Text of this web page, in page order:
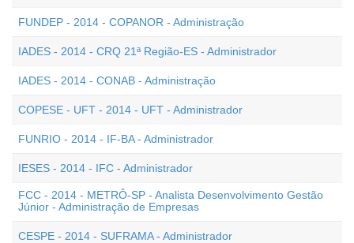
FUNDEP - 2014 - COPANOR - Administração
IADES - 2014 - CRQ 21ª Região-ES - Administrador
IADES - 2014 - CONAB - Administração
COPESE - UFT - 2014 - UFT - Administrador
FUNRIO - 2014 - IF-BA - Administrador
IESES - 2014 - IFC - Administrador
FCC - 2014 - METRÔ-SP - Analista Desenvolvimento Gestão
Júnior - Administração de Empresas
CESPE - 2014 - SUFRAMA - Administrador